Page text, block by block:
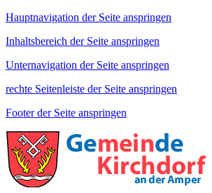
Hauptnavigation der Seite anspringen
Inhaltsbereich der Seite anspringen
Unternavigation der Seite anspringen
rechte Seitenleiste der Seite anspringen
Footer der Seite anspringen